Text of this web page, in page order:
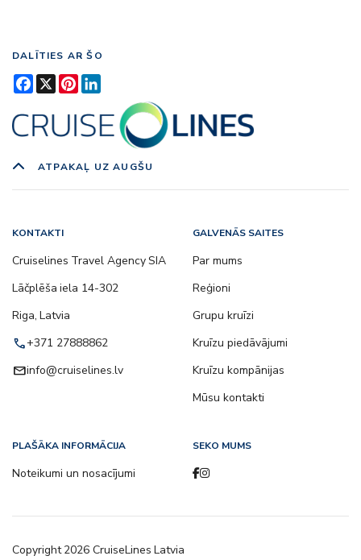
DALĪTIES AR ŠO
Facebook
X Pinterest
ATPAKAĻ UZ AUGŠU
KONTAKTI
Cruiselines Travel Agency SIA
Lāčplēša iela 14-302
Riga, Latvia
call+371 27888862
emailinfo@cruiselines.lv
GALVENĀS SAITES
Par mums
Reģioni
Grupu kruīzi
Kruīzu piedāvājumi
Kruīzu kompānijas
Mūsu kontakti
PLAŠĀKA INFORMĀCIJA
Noteikumi un nosacījumi
SEKO MUMS
Copyright2026 CruiseLines Latvia